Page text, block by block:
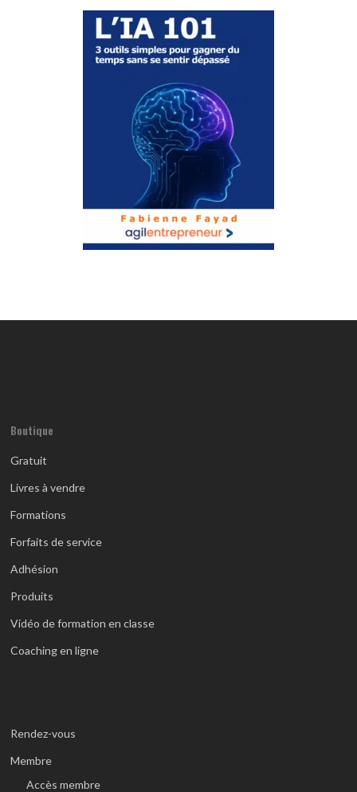
Boutique
Gratuit
Livres à vendre
Formations
Forfaits de service
Adhésion
Produits
Vidéo de formation en classe
Coaching en ligne
Rendez-vous
Membre
Accès membre